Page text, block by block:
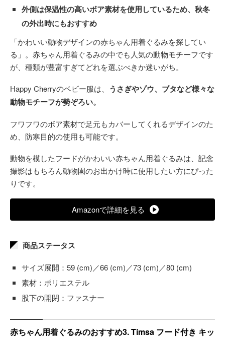
外側は保温性の高いボア素材を使用しているため、秋冬
の外出時にもおすすめ
「かわいい動物デザインの赤ちゃん用着ぐるみを探してい
る」。赤ちゃん用着ぐるみの中でも人気の動物モチーフです
が、種類が豊富すぎてどれを選ぶべきか迷いがち。
Happy Cherryのベビー服は、 うさぎやゾウ、ブタなど様々な
動物モチーフが勢ぞろい。
フワフワのボア素材で足元もカバーしてくれるデザインのた
め、防寒目的の使用も可能です。
動物を模したフードがかわいい赤ちゃん用着ぐるみは、記念
撮影はもちろん動物園のお出かけ時に使用したい方にぴった
りです。
Amazonで詳細を見る
商品ステータス
サイズ展開：59 (cm)／66 (cm)／73 (cm)／80 (cm)
素材：ポリエステル
股下の開閉：ファスナー
赤ちゃん用着ぐるみのおすすめ3. Timsa フード付き キッ